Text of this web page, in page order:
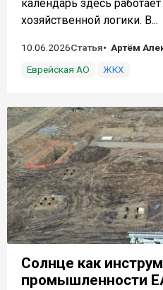
календарь здесь
хозяйственной логики. В...
10.06.2026Статья
Артём
Еврейская АО
ЖКХ
Солнце как
промышленности